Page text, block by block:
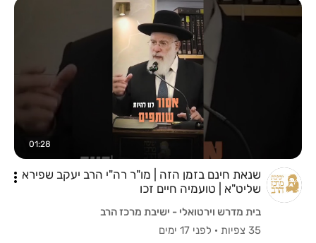
01:28
שנאת חינם בזמן הזה | מו"ר רה"י הרב יעקב שפירא
שליט"א | טועמיה חיים זכו
בית מדרש וירטואלי - ישיבת מרכז הרב
35 צפיות
· לפני 17 ימים